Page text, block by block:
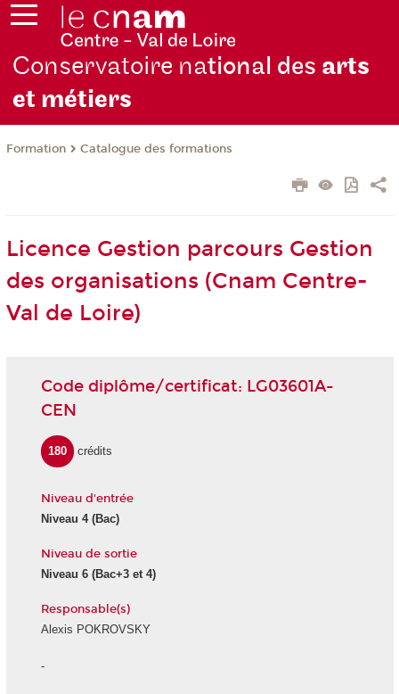
Conservatoire national des arts
et métiers
Formation Catalogue des formations
Licence Gestion parcours Gestion
des organisations (Cnam Centre-
Val de Loire)
Code diplôme/certificat: LG03601A-
CEN
180 crédits
Niveau d'entrée
Niveau 4 (Bac)
Niveau de sortie
Niveau 6 (Bac+3 et 4)
Responsable(s)
Alexis POKROVSKY
-